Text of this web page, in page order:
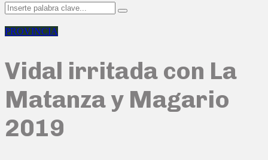
Search
for:
Search
PROVINCIA
Vidal irritada con La
Matanza y Magario
2019